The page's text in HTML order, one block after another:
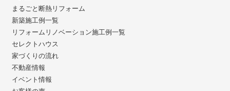
まるごと断熱リフォーム
新築施工例一覧
リフォームリノベーション施工例一覧
セレクトハウス
家づくりの流れ
不動産情報
イベント情報